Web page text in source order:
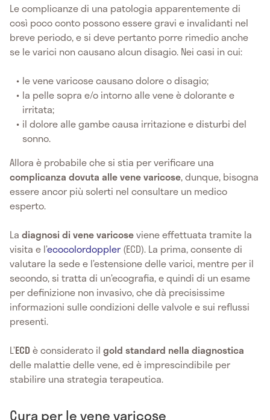
Le complicanze di una patologia apparentemente di
così poco conto possono essere gravi e invalidanti nel
breve periodo, e si deve pertanto porre rimedio anche
se le varici non causano alcun disagio. Nei casi in cui:
le vene varicose causano dolore o disagio;
la pelle sopra e/o intorno alle vene è dolorante e
irritata;
il dolore alle gambe causa irritazione e disturbi del
sonno.
Allora è probabile che si stia per verificare una
complicanza dovuta alle vene varicose, dunque, bisogna
essere ancor più solerti nel consultare un medico
esperto.
La diagnosi di vene varicoseviene effettuata tramite la
visita e l’ecocolordoppler (ECD). La prima, consente di
valutare la sede e l’estensione delle varici, mentre per il
secondo, si tratta di un’ecografia, e quindi di unesame
per definizione non invasivo, che dà precisissime
informazioni sulle condizioni delle valvole e sui reflussi
presenti.
L’ECDè considerato il gold standard nella diagnostica
delle malattie delle vene, ed è imprescindibile per
stabilire una strategia terapeutica.
Cura per le vene varicose